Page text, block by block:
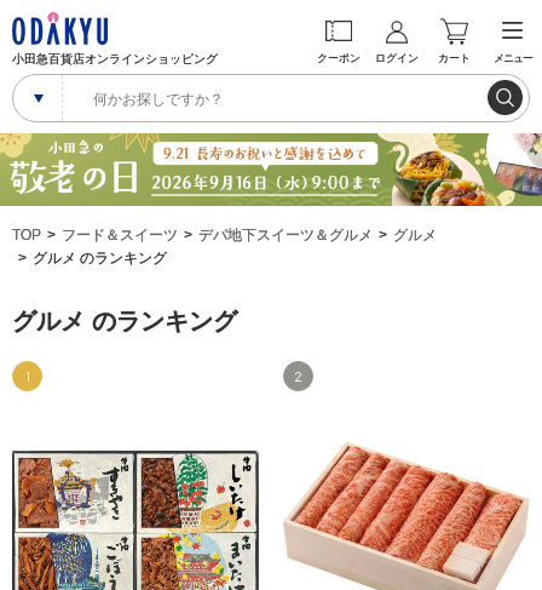
小田急百貨店オンラインショッピング クーポン ログイン カート メニュー
TOP フード＆スイーツ デパ地下スイーツ＆グルメ
グルメ
グルメ のランキング
グルメ のランキング
1 2